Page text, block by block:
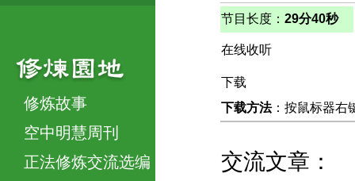
修炼故事
空中明慧周刊
正法修炼交流选编
节目长度： 29分40秒
在线收听
下载
下载方法：按鼠标器右
交流文章：